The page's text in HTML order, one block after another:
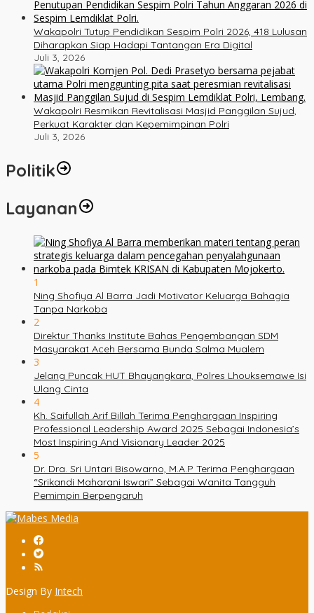
Wakapolri Tutup Pendidikan Sespim Polri 2026, 418 Lulusan
Diharapkan Siap Hadapi Tantangan Era Digital
Juli 3, 2026
Wakapolri Resmikan Revitalisasi Masjid Panggilan Sujud,
Perkuat Karakter dan Kepemimpinan Polri
Juli 3, 2026
Politik
Layanan
1
Ning Shofiya Al Barra Jadi Motivator Keluarga Bahagia
Tanpa Narkoba
2
Direktur Thanks Institute Bahas Pengembangan SDM
Masyarakat Aceh Bersama Bunda Salma Mualem
3
Jelang Puncak HUT Bhayangkara, Polres Lhouksemawe Isi
Ulang Cinta
4
Kh. Saifullah Arif Billah Terima Penghargaan Inspiring
Professional Leadership Award 2025 Sebagai Indonesia’s
Most Inspiring And Visionary Leader 2025
5
Dr. Dra. Sri Untari Bisowarno, M.A.P Terima Penghargaan
“Srikandi Maharani Iswari” Sebagai Wanita Tangguh
Pemimpin Berpengaruh
Design By Intech